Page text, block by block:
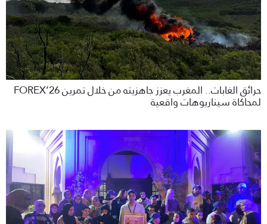
حرائق الغابات.. المغرب يعزز جاهزيته من خلال تمرين FOREX’26
لمحاكاة سيناريوهات واقعية